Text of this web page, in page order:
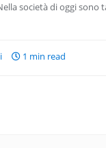
società di oggi sono
1 min read